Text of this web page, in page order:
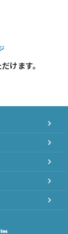
けます。
chevron_right
chevron_right
chevron_right
chevron_right
chevron_right